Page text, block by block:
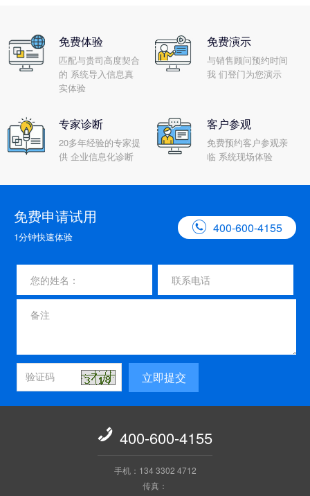
免费体验
匹配与贵司高度契合
的 系统导入信息真
实体验
免费演示
与销售顾问预约时间
我 们登门为您演示
专家诊断
20多年经验的专家提
供 企业信息化诊断
客户参观
免费预约客户参观亲
临 系统现场体验
免费申请试用
1分钟快速体验
 400-600-4155
立即提交
 400-600-4155
手机：134 3302 4712
传真：